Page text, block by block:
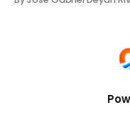
Ayacucho – Lima que se